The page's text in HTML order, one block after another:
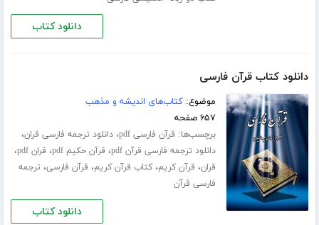
دانلود کتاب
دانلود کتاب قرآن فارسی
موضوع:کتاب‌های اندیشه و مذهب
۶۵۷ صفحه
برچسب‌ها: قرآن فارسی pdf ،دانلود ترجمه فارسی قران،
دانلود ترجمه فارسی قرآن pdf ، قرآن حکیم pdf ، قران pdf ،
قران، قرآن کریم،کتاب قرآن کریم، قرآن فارسی، ترجمه
فارسی قرآن
دانلود کتاب